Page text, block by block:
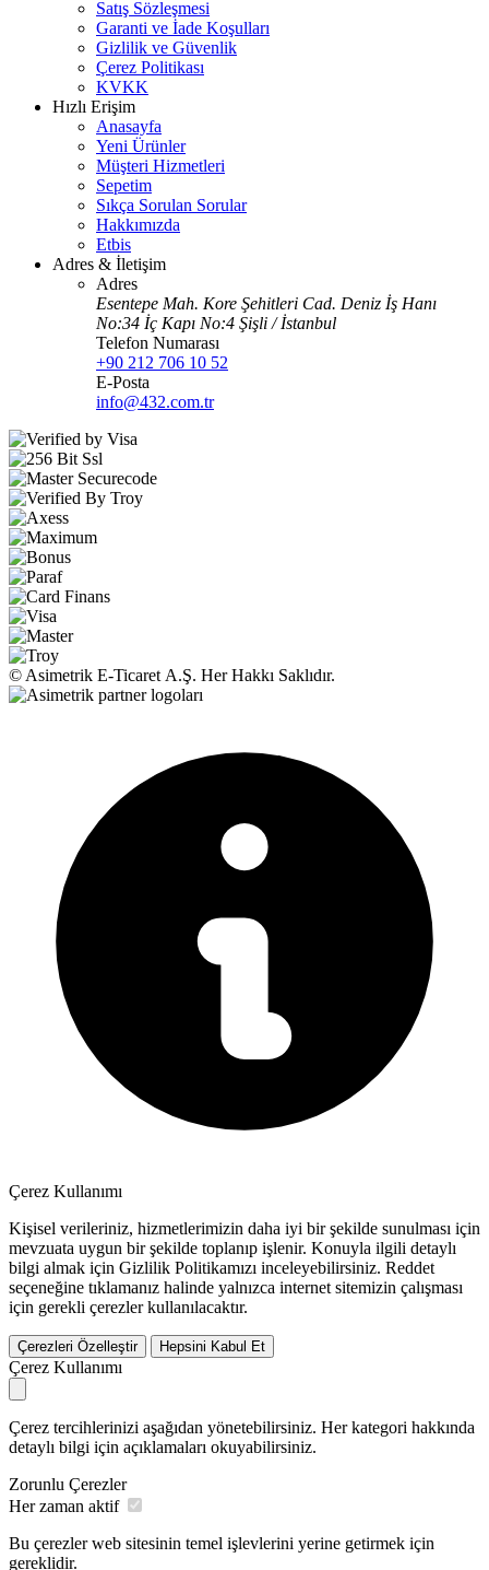
Satış Sözleşmesi
Garanti ve İade Koşulları
Gizlilik ve Güvenlik
Çerez Politikası
KVKK
Hızlı Erişim
Anasayfa
Yeni Ürünler
Müşteri Hizmetleri
Sepetim
Sıkça Sorulan Sorular
Hakkımızda
Etbis
Adres & İletişim
Adres
Esentepe Mah. Kore Şehitleri Cad. Deniz İş Hanı
No:34 İç Kapı No:4 Şişli / İstanbul
Telefon Numarası
+90 212 706 10 52
E-Posta
info@432.com.tr
© Asimetrik E‑Ticaret A.Ş. Her Hakkı Saklıdır.
Çerez Kullanımı
Kişisel verileriniz, hizmetlerimizin daha iyi bir şekilde sunulması için
mevzuata uygun bir şekilde toplanıp işlenir. Konuyla ilgili detaylı
bilgi almak için Gizlilik Politikamızı inceleyebilirsiniz. Reddet
seçeneğine tıklamanız halinde yalnızca internet sitemizin çalışması
için gerekli çerezler kullanılacaktır.
Çerezleri Özelleştir Hepsini Kabul Et
Çerez Kullanımı
Çerez tercihlerinizi aşağıdan yönetebilirsiniz. Her kategori hakkında
detaylı bilgi için açıklamaları okuyabilirsiniz.
Zorunlu Çerezler
Her zaman aktif
Bu çerezler web sitesinin temel işlevlerini yerine getirmek için
gereklidir.